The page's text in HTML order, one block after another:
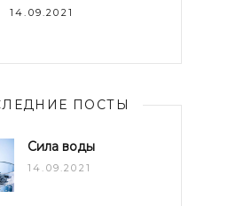
14.09.2021
ПОСТЫ
Сила воды
14.09.2021